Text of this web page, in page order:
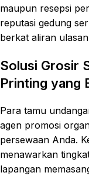
maupun resepsi
reputasi gedung
berkat aliran
Solusi Grosir
Printing yang
Para tamu
agen promosi
persewaan Anda.
menawarkan
lapangan